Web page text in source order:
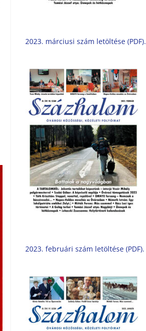
2023. márciusi szám letöltése (PDF).
2023. februári szám letöltése (PDF).